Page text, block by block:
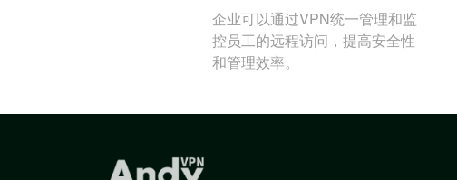
企业可以通过VPN统一管理和监
控员工的远程访问，提高安全性
和管理效率。